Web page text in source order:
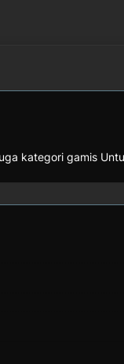
kategori gamis